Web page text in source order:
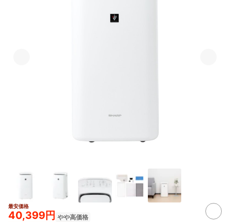
最安価格
40,399円 やや高価格